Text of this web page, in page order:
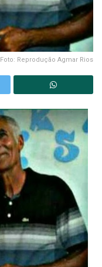
Foto: Reprodução Agmar Rios